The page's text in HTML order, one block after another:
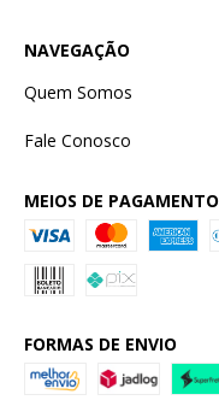
NAVEGAÇÃO
Quem Somos
Fale Conosco
MEIOS DE PAGAMENTO
FORMAS DE ENVIO